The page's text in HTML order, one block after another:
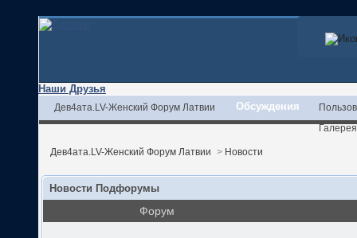
Наши Друзья
Дев4ата.LV-Женский Форум Латвии Обсуждения
Галерея
Дев4ата.LV-Женский Форум Латвии > Новости
Новости Подфорумы
Форум